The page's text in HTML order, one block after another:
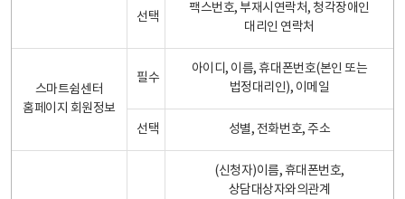
선택
팩스번호, 부재시연락처, 청각장애인
대리인 연락처
스마트쉼센터
홈페이지 회원정보
필수
아이디, 이름, 휴대폰번호(본인 또는
법정대리인), 이메일
선택 성별, 전화번호, 주소
(신청자)이름, 휴대폰번호,
상담대상자와의관계